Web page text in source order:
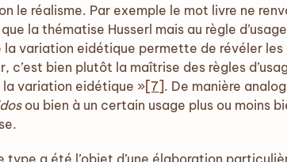
le réalisme. Par exemple le mot livre ne
la thématise Husserl mais au règle
variation eidétique permette de révéler les
bien plutôt la maîtrise des règles
la variation eidétique »[7]. De manière
ou bien à un certain usage plus ou moins
type a été l’objet d’une élaboration